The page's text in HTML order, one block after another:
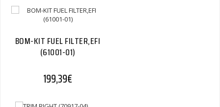
BOM-KIT FUEL FILTER,EFI
(61001-01)
199,39€